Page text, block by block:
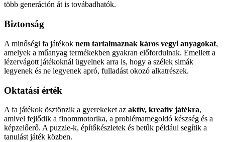
több generáción át is továbadhatók.
Biztonság
A minőségi fa játékok nem tartalmaznak káros vegyi anyagokat,
amelyek a műanyag termékekben gyakran előfordulnak. Emellett a
lézervágott játékoknál ügyelnek arra is, hogy a szélek simák
legyenek és ne legyenek apró, fulladást okozó alkatrészek.
Oktatási érték
A fa játékok ösztönzik a gyerekeket az aktív, kreatív játékra,
amivel fejlődik a finommotorika, a problémamegoldó készség és a
képzelőerő. A puzzle-k, építőkészletek és betűk például segítik a
tanulást játék közben.